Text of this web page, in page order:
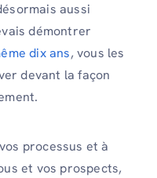
aussi
démontrer
dix ans, vous les
devant la façon
processus et à
et vos prospects,